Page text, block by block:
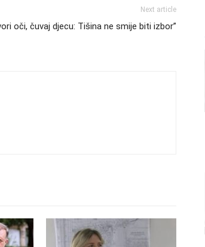
Next article
oči, čuvaj djecu: Tišina ne smije biti izbor”